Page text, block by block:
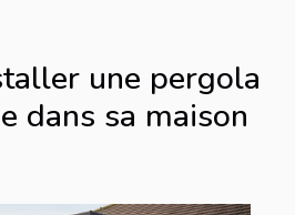
une pergola
dans sa maison